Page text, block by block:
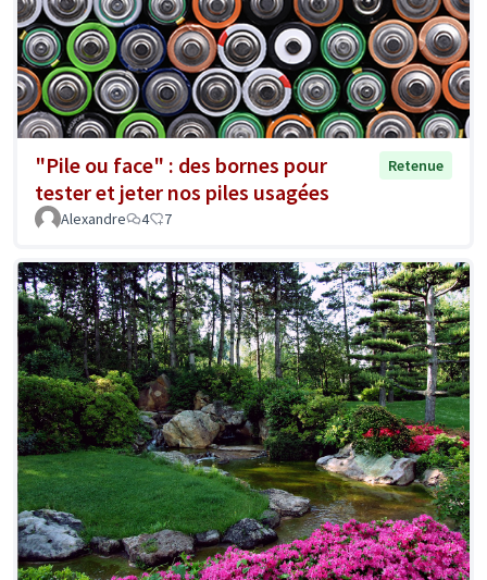
"Pile ou face" : des bornes pour
tester et jeter nos piles usagées
Retenue
Alexandre 4 7